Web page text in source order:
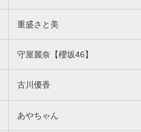
重盛さと美
守屋麗奈【櫻坂46】
古川優香
あやちゃん